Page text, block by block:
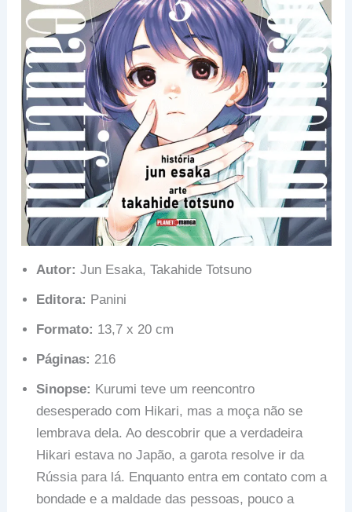
Autor: Jun Esaka, Takahide Totsuno
Editora: Panini
Formato: 13,7 x 20 cm
Páginas: 216
Sinopse: Kurumi teve um reencontro
desesperado com Hikari, mas a moça não se
lembrava dela. Ao descobrir que a verdadeira
Hikari estava no Japão, a garota resolve ir da
Rússia para lá. Enquanto entra em contato com a
bondade e a maldade das pessoas, pouco a